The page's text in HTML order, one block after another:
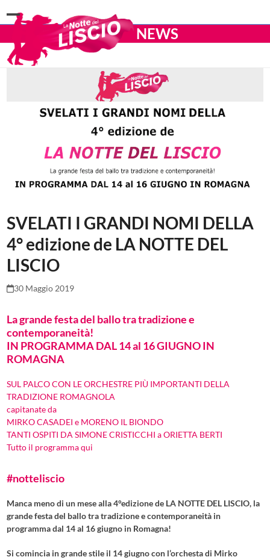
Open
mobile
menu
Close
mobile
menu
NEWS
SVELATI I GRANDI NOMI DELLA
4° edizione de LA NOTTE DEL
LISCIO
30 Maggio 2019
La grande festa del ballo tra tradizione e
contemporaneità!
IN PROGRAMMA DAL 14 al 16 GIUGNO IN
ROMAGNA
SUL PALCO CON LE ORCHESTRE PIÙ IMPORTANTI DELLA
TRADIZIONE ROMAGNOLA
capitanate da
MIRKO CASADEI e MORENO IL BIONDO
TANTI OSPITI DA SIMONE CRISTICCHI a ORIETTA BERTI
Tutto il programmaqui
#notteliscio
Manca meno di un mese alla 4°edizione de LA NOTTE DEL LISCIO, la
grande festa del ballo tra tradizione e contemporaneità in
programma dal 14 al 16 giugno in Romagna!
Si comincia in grande stile il 14 giugno con l’orchesta di Mirko